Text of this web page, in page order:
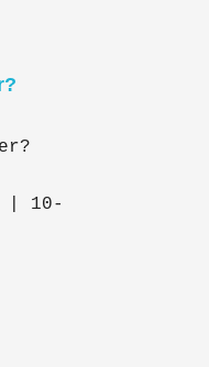
| 10-